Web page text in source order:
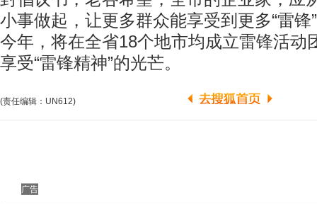
小事做起，让更多群众能享受到更多“雷锋
今年，将在全省18个地市均成立雷锋活动
享受“雷锋精神”的光芒。
(责任编辑：UN612)
广告